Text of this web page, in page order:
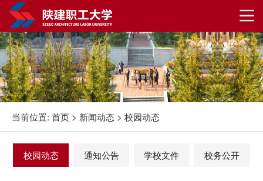
当前位置: 首页 > 新闻动态 > 校园动态
校园动态 通知公告 学校文件 校务公开